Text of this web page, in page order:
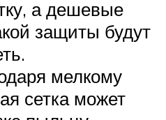
а дешевые
защиты будут
мелкому
сетка может